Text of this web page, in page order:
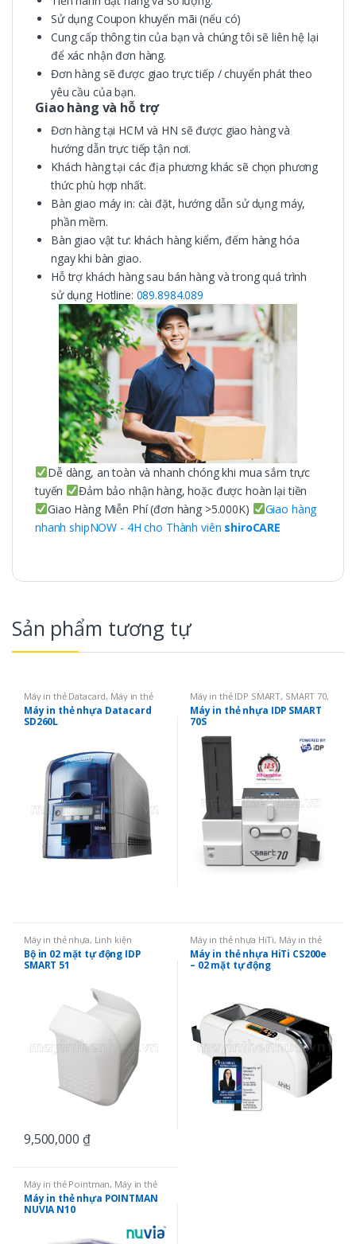
Sử dụng Coupon khuyến mãi (nếu có)
Cung cấp thông tin của bạn và chúng tôi sẽ liên hệ lại
để xác nhận đơn hàng.
Đơn hàng sẽ được giao trực tiếp / chuyển phát theo
yêu cầu của bạn.
Giao hàng và hỗ trợ
Đơn hàng tại HCM và HN sẽ được giao hàng và
hướng dẫn trực tiếp tận nơi.
Khách hàng tại các địa phương khác sẽ chọn phương
thức phù hợp nhất.
Bàn giao máy in: cài đặt, hướng dẫn sử dụng máy,
phần mềm.
Bàn giao vật tư: khách hàng kiểm, đếm hàng hóa
ngay khi bàn giao.
Hỗ trợ khách hàng sau bán hàng và trong quá trình
sử dụng Hotline: 089.8984.089
Dễ dàng, an toàn và nhanh chóng khi mua sắm trực
tuyến
Đảm bảo nhận hàng, hoặc được hoàn lại tiền
Giao Hàng Miễn Phí (đơn hàng >5.000K)
Giao hàng
nhanh shipNOW - 4H cho Thành viên shiroCARE
Sản phẩm tương tự
Máy in thẻ Datacard, Máy in thẻ
nhựa , Máy in 01 mặt
Máy in thẻ nhựa Datacard
SD260L
Máy in thẻ IDP SMART, SMART 70,
Máy in thẻ nhựa Máy in 01 mặt
Máy in thẻ nhựa IDP SMART
70S
Máy in thẻ nhựa, Linh kiện
Bộ in 02 mặt tự động IDP
SMART 51
9,500,000 ₫
Máy in thẻ nhựa HiTi, Máy in thẻ
nhựa
Máy in thẻ nhựa HiTi CS200e
– 02 mặt tự động
Máy in thẻ Pointman, Máy in thẻ
nhựa , Máy in 01 mặt
Máy in thẻ nhựa POINTMAN
NUVIA N10